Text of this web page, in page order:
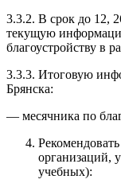
3.3.2. В срок до 12,
текущую
благоустройству в
3.3.3. Итоговую
Брянска:
— месячника по
организаций,
учебных):